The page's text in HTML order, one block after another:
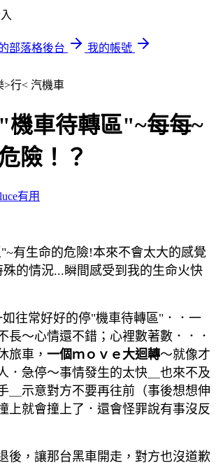
部落格後台
我的帳號
>行< 汽機車
機車待轉區"~每每~
險！？
luce有用
有生命的危險!本來不會太大的感覺
的情況...瞬間感受到我的生命火快
往常好好的停"機車待轉區"．．一
長～心情還不錯；心裡數著數．．．
旅車， 一個ｍｏｖｅ大迴轉～就像才
．急停～事情發生的太快＿也來不及
＿示意對方不要再往前（事後想想伸
上就會撞上了．還會怪罪說有事沒反
後，讓那台黑車開走，對方也沒道歉